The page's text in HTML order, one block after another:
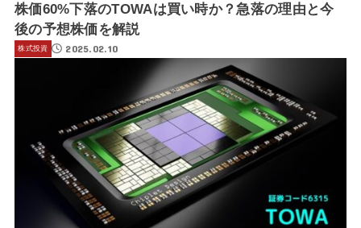
株価60%下落のTOWAは買い時か？急落の理由と今
後の予想株価を解説
株式投資 2025.02.10